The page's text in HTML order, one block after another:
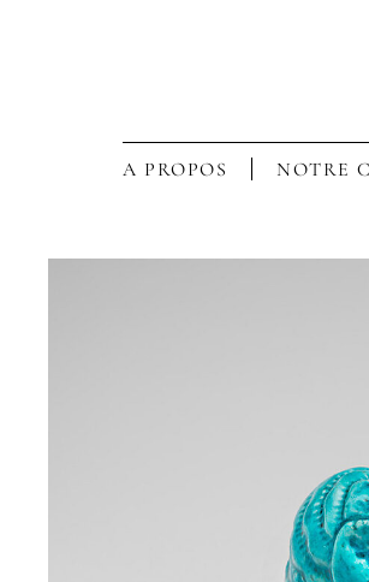
A PROPOS NOTRE